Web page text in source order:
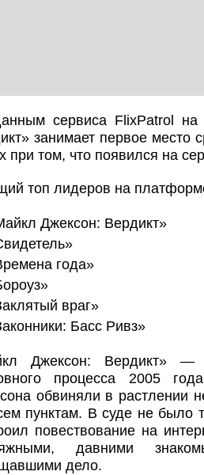
сервиса FlixPatrol
занимает первое место
при том, что появился на
топ лидеров на
Джексон: Вердикт»
года»
враг»
Басс Ривз»
Джексон: Вердикт» —
процесса 2005
обвиняли в растлении
пунктам. В суде не было
повествование на
давними
дело.